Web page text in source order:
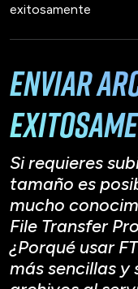
exitosamente
Enviar
Si requieres
tamaño es
mucho
File Transfer
¿Porqué usar
más sencillas y